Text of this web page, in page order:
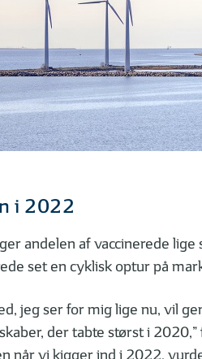
i 2022
andelen af vaccinerede
set en cyklisk optur på
jeg ser for mig lige nu, vil
der tabte størst i
når vi kigger ind i 2022,